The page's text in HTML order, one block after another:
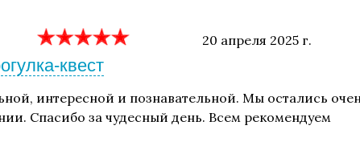
20 апреля 2025 г.
квест
интересной и познавательной. Мы остались
Спасибо за чудесный день. Всем рекомендуем